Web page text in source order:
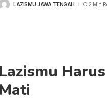
LAZISMU JAWA TENGAH 2 Min
Lazismu
Mati